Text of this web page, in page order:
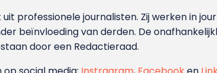
professionele journalisten. Zij werken in
beïnvloeding van derden. De
door een Redactieraad.